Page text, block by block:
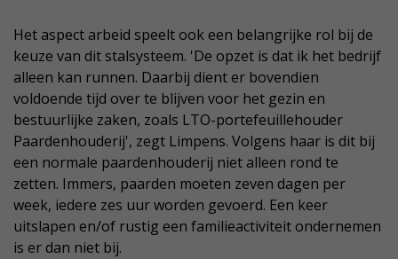
Het aspect arbeid speelt ook een belangrijke rol bij de
keuze van dit stalsysteem. 'De opzet is dat ik het bedrijf
alleen kan runnen. Daarbij dient er bovendien
voldoende tijd over te blijven voor het gezin en
bestuurlijke zaken, zoals LTO-portefeuillehouder
Paardenhouderij', zegt Limpens. Volgens haar is dit bij
een normale paardenhouderij niet alleen rond te
zetten. Immers, paarden moeten zeven dagen per
week, iedere zes uur worden gevoerd. Een keer
uitslapen en/of rustig een familieactiviteit ondernemen
is er dan niet bij.